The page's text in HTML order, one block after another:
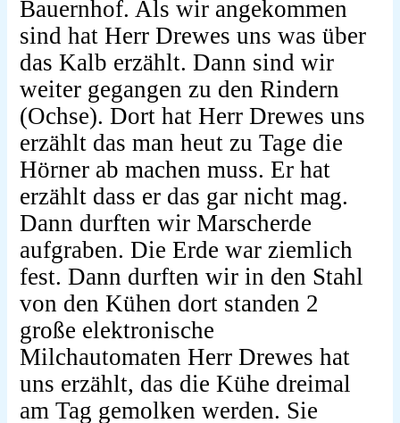
Bauernhof. Als wir angekommen
sind hat Herr Drewes uns was über
das Kalb erzählt. Dann sind wir
weiter gegangen zu den Rindern
(Ochse). Dort hat Herr Drewes uns
erzählt das man heut zu Tage die
Hörner ab machen muss. Er hat
erzählt dass er das gar nicht mag.
Dann durften wir Marscherde
aufgraben. Die Erde war ziemlich
fest. Dann durften wir in den Stahl
von den Kühen dort standen 2
große elektronische
Milchautomaten Herr Drewes hat
uns erzählt, das die Kühe dreimal
am Tag gemolken werden. Sie